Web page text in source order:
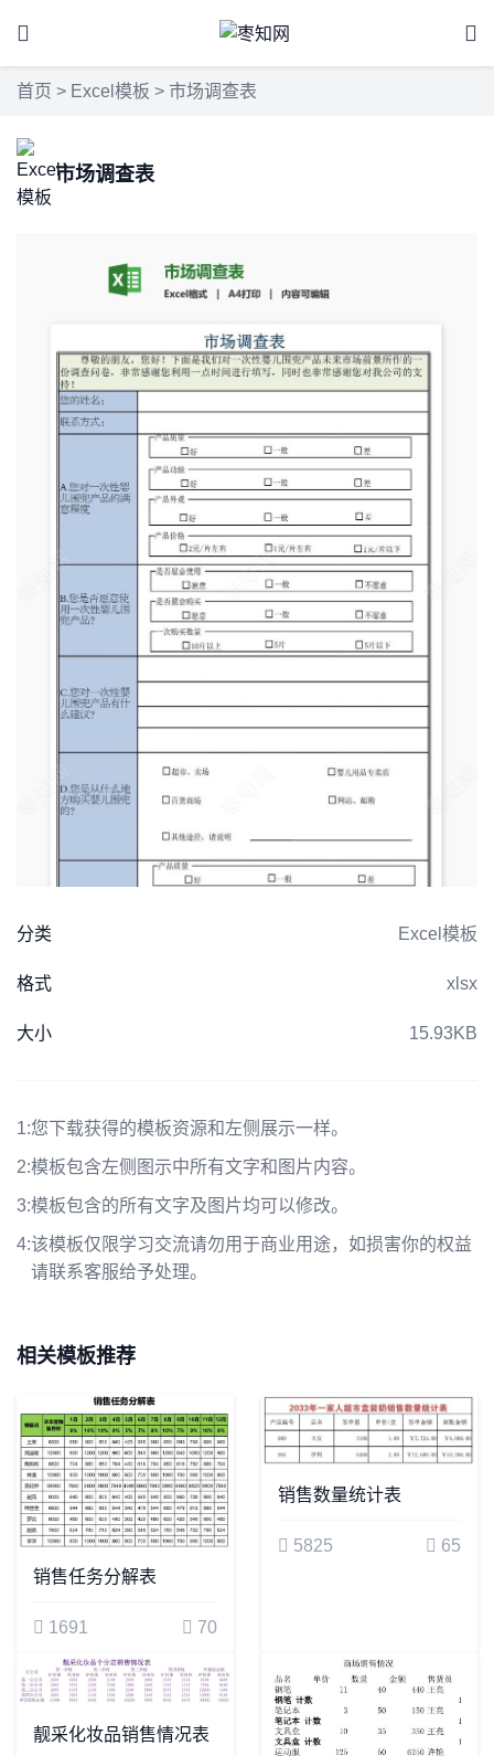
首页 > Excel模板 > 市场调查表
市场调查表
分类 Excel模板
格式 xlsx
大小 15.93KB
1:您下载获得的模板资源和左侧展示一样。
2:模板包含左侧图示中所有文字和图片内容。
3:模板包含的所有文字及图片均可以修改。
4:该模板仅限学习交流请勿用于商业用途，如损害你的权益
请联系客服给予处理。
相关模板推荐
销售任务分解表
1691 70
销售数量统计表
5825 65
靓采化妆品销售情况表